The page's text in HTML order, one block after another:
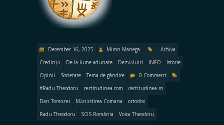
December 16, 2025 Miron Manega
Arhiva
Credință
De la lume adunate Dezvăluiri INFO
Istorie
Opinii
Societate Tema de gândire
0 Comment
#Radu Theodoru
certitudinea.com
certitudinea.ro
Dan Tomozei
Mănăstirea Comana
ortodox
Radu Theodoru
SOS România Voica Theodoru